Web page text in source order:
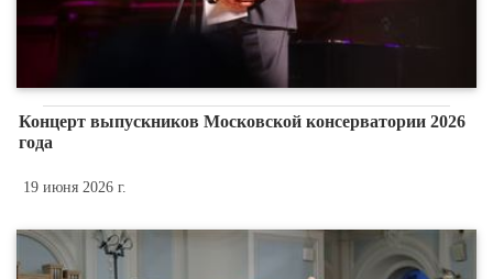
Концерт выпускников Московской консерватории 2026
года
19 июня 2026 г.